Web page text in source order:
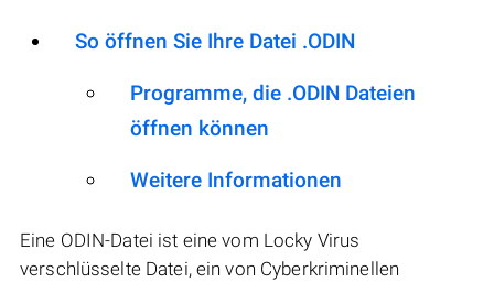
So öffnen Sie Ihre Datei .ODIN
Programme, die .ODIN Dateien
öffnen können
Weitere Informationen
Eine ODIN-Datei ist eine vom Locky Virus
verschlüsselte Datei, ein von Cyberkriminellen